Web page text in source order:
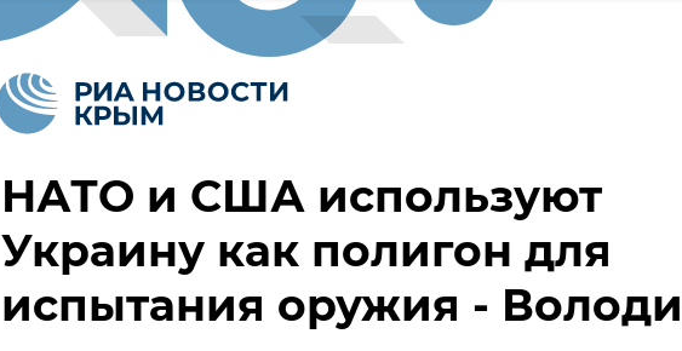
НАТО и США используют
Украину как полигон для
испытания оружия -